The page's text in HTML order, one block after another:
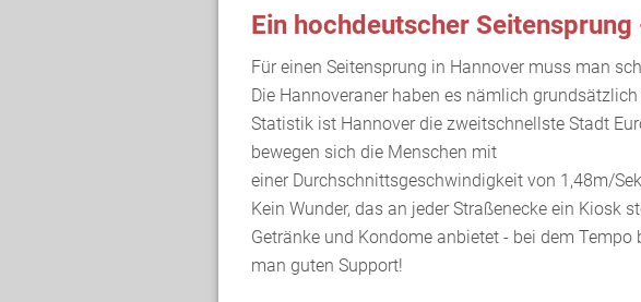
Ein hochdeutscher Seitensprung
Für einen Seitensprung in Hannover muss man
Die Hannoveraner haben es nämlich
Statistik ist Hannover die zweitschnellste Stadt
bewegen sich die Menschen mit
einer Durchschnittsgeschwindigkeit von 1,48m/
Kein Wunder, das an jeder Straßenecke ein Kiosk
Getränke und Kondome anbietet - bei dem Tempo
man guten Support!